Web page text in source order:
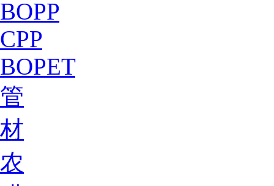
BOPP
CPP
BOPET
管
材
农